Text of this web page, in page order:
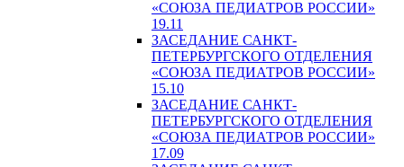
«СОЮЗА ПЕДИАТРОВ РОССИИ»
19.11
ЗАСЕДАНИЕ САНКТ-
ПЕТЕРБУРГСКОГО ОТДЕЛЕНИЯ
«СОЮЗА ПЕДИАТРОВ РОССИИ»
15.10
ЗАСЕДАНИЕ САНКТ-
ПЕТЕРБУРГСКОГО ОТДЕЛЕНИЯ
«СОЮЗА ПЕДИАТРОВ РОССИИ»
17.09